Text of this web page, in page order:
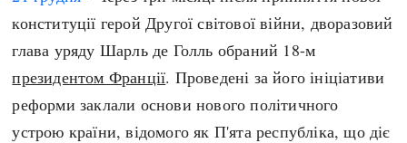
конституції герой Другої світової війни, дворазовий
глава уряду Шарль де Голль обраний 18-м
президентом Франції. Проведені за його ініціативи
реформи заклали основи нового політичного
устрою країни, відомого як П'ята республіка, що діє